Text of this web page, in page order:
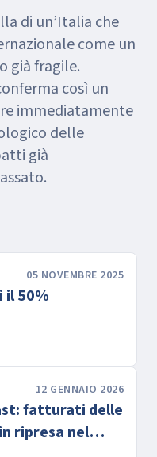
di un’Italia che
come un
già fragile.
così un
immediatamente
delle
già
05 NOVEMBRE 2025
il 50%
12 GENNAIO 2026
fatturati delle
ripresa nel